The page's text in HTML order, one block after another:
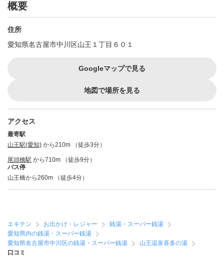
概要
住所
愛知県名古屋市中川区山王１丁目６０１
Googleマップで見る
地図で場所を見る
アクセス
最寄駅
山王駅(愛知) から210m （徒歩3分）
尾頭橋駅 から710m （徒歩9分）
バス停
山王橋から260m （徒歩4分）
エキテン お出かけ・レジャー
銭湯・スーパー銭湯
愛知県内の銭湯・スーパー銭湯
愛知県名古屋市中川区の銭湯・スーパー銭湯
山王温泉喜多の湯
口コミ